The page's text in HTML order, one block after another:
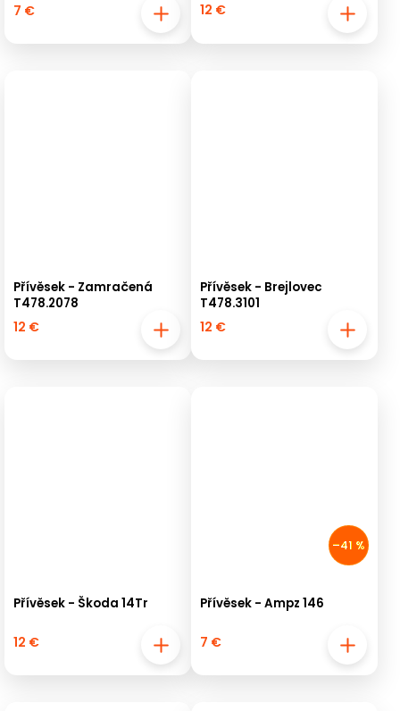
7 € 12 €
Přívěsek - Zamračená
T478.2078
12 €
Přívěsek - Brejlovec
T478.3101
12 €
Přívěsek - Škoda 14Tr
12 €
–41 %
Přívěsek - Ampz 146
7 €